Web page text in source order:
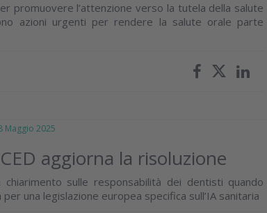
promuovere l’attenzione verso la tutela della salute
azioni urgenti per rendere la salute orale parte
2025
aggiorna la risoluzione
sulle responsabilità dei dentisti quando
per una legislazione europea specifica sull’IA sanitaria